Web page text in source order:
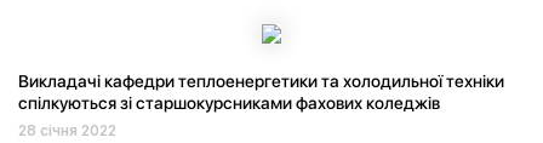
Викладачі кафедри теплоенергетики та холодильної техніки
спілкуються зі старшокурсниками фахових коледжів
28 січня 2022